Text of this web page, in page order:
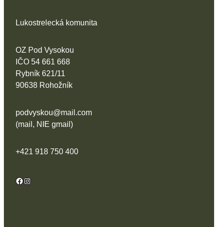
Lukostrelecká komunita
OZ Pod Vysokou
IČO 54 661 668
Rybník 621/11
90638 Rohožník
podvyskou@mail.com
(mail, NIE gmail)
+421 918 750 400
Facebook Instagram